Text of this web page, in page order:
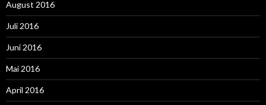
August 2016
Juli 2016
Juni 2016
Mai 2016
April 2016